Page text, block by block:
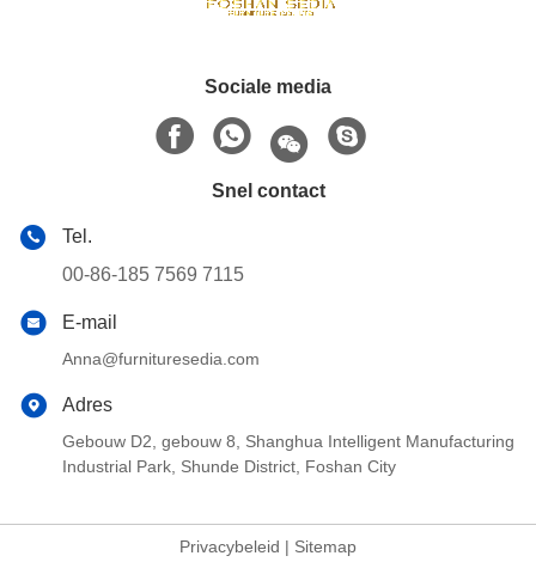
Sociale media
Snel contact
Tel.
00-86-185 7569 7115
E-mail
Anna@furnituresedia.com
Adres
Gebouw D2, gebouw 8, Shanghua Intelligent Manufacturing
Industrial Park, Shunde District, Foshan City
Privacybeleid | Sitemap